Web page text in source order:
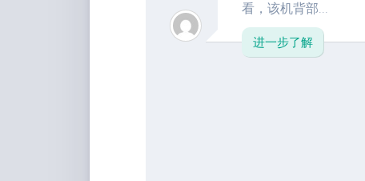
看，该机背部...
进一步了解